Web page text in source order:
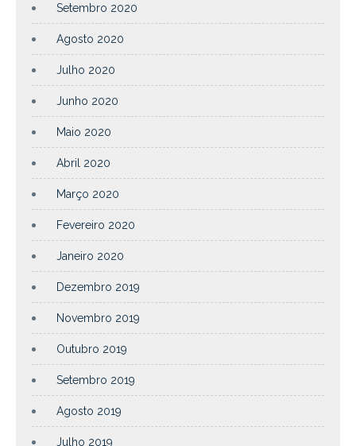
Setembro 2020
Agosto 2020
Julho 2020
Junho 2020
Maio 2020
Abril 2020
Março 2020
Fevereiro 2020
Janeiro 2020
Dezembro 2019
Novembro 2019
Outubro 2019
Setembro 2019
Agosto 2019
Julho 2019